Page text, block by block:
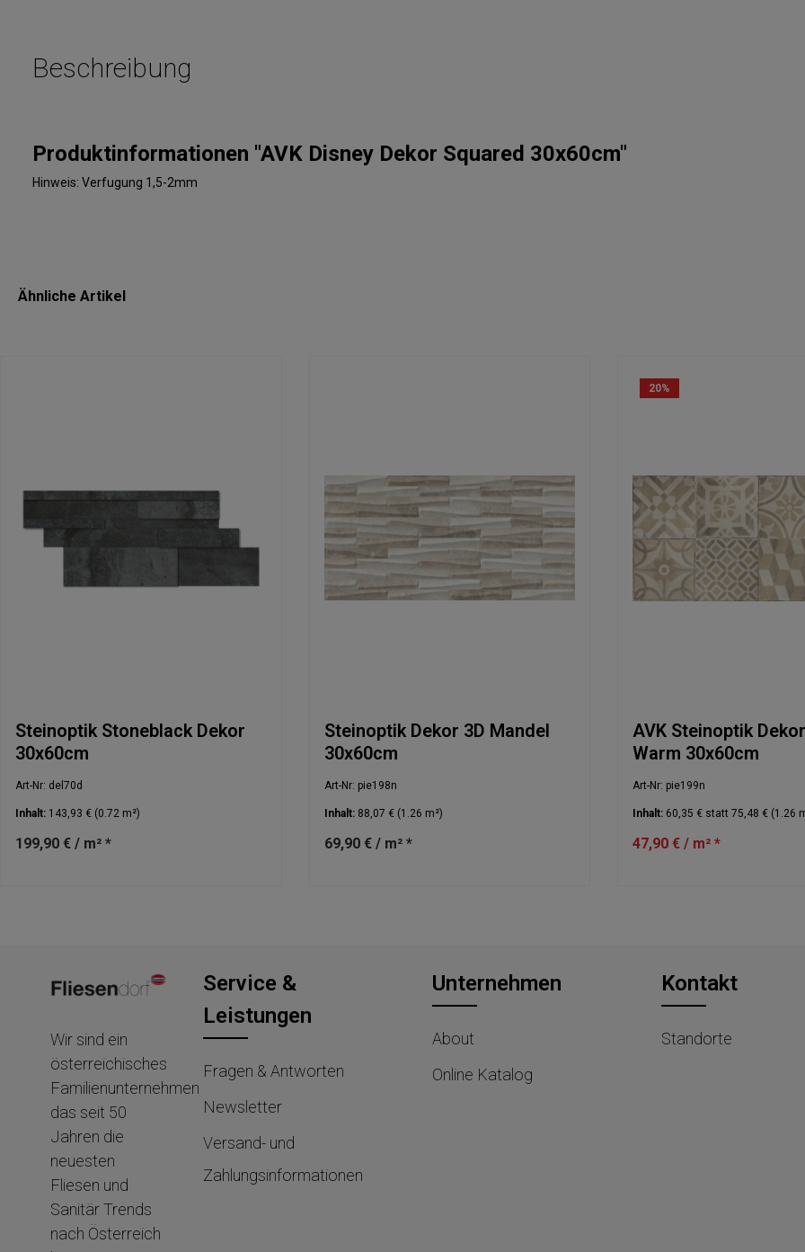
Beschreibung
Produktinformationen "AVK Disney Dekor Squared 30x60cm"
Hinweis: Verfugung 1,5-2mm
Ähnliche Artikel
Steinoptik Stoneblack Dekor
30x60cm
Art-Nr: del70d
Inhalt: 143,93 € (0.72 m²)
199,90 € / m² *
Steinoptik Dekor 3D Mandel
30x60cm
Art-Nr: pie198n
Inhalt: 88,07 € (1.26 m²)
69,90 € / m² *
20%
AVK Steinoptik
Warm 30x60cm
Art-Nr: pie199n
Inhalt: 60,35 € statt 75,48 € (1.26
47,90 € / m² *
Wir sind ein
österreichisches
Familienunternehmen
das seit 50
Jahren die
neuesten
Fliesen und
Sanitär Trends
nach Österreich
Service &
Leistungen
Fragen & Antworten
Newsletter
Versand- und
Zahlungsinformationen
Unternehmen
About
Online Katalog
Kontakt
Standorte